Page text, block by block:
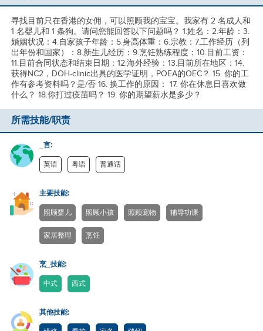
寻找目前只在香港的女佣，可以照顾我的宝宝。我家有 2 名成人和
1 名婴儿和 1 条狗。请问您能回答以下问题吗？ 1.姓名：2.年龄：3.
婚姻状况：4.自家孩子年龄：5.身高体重：6.宗教：7.工作经历（列
出年份和国家）：8.新生儿经历：9.烹饪熟练程度：10.目前工资：
11.目前合同状态和结束日期：12.海外经验：13.目前所在地区：14.
获得NC2，DOH-clinic出具的医学证明，POEA的OEC？ 15. 你的工
作有参考资料吗？是/否 16. 换工作的原因： 17. 你在休息日喜欢做
什么？ 18.你打过疫苗吗？ 19. 你的期望薪水是多少？
所需技能/职责
_言:
英语 粤语 普通话
主要技能:
照顾婴儿 照顾小孩 照顾宠物 辅导功课
家居整理 烹饪
烹_技能:
中式 西式
其他技能: